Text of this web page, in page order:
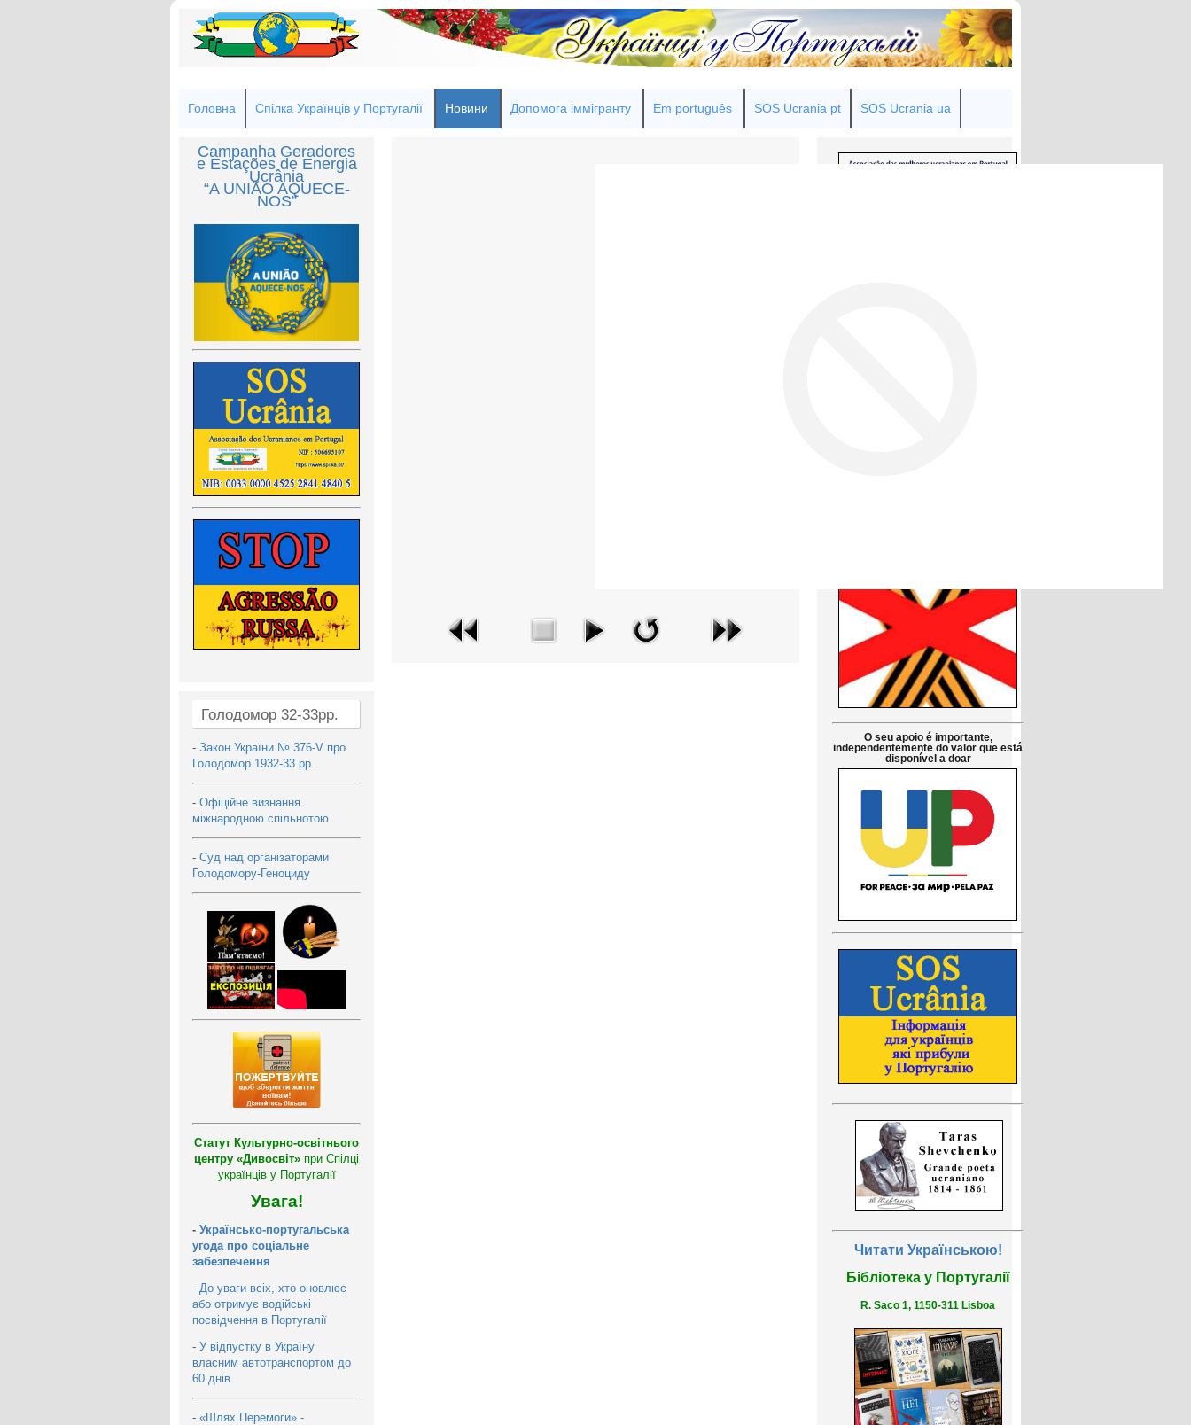
Головна Спілка Українців у Португалії Новини Допомога іммігранту Em português SOS Ucrania pt SOS Ucrania ua
Campanha Geradores
e Estações de Energia
Ucrânia
“A UNIÃO AQUECE-
NOS”
Голодомор 32-33рр.
- Закон України № 376-V про
Голодомор 1932-33 рр.
- Офіційне визнання
міжнародною спільнотою
- Суд над організаторами
Голодомору-Геноциду
Статут Культурно-освітнього
центру «Дивосвіт» при Спілці
українців у Португалії
Увага!
- Українсько-португальська
угода про соціальне
забезпечення
- До уваги всіх, хто оновлює
або отримує водійські
посвідчення в Португалії
- У відпустку в Україну
власним автотранспортом до
60 днів
- «Шлях Перемоги» -
O seu apoio é importante,
independentemente do valor que está
disponível a doar
Читати Українською!
Бібліотека у Португалії
R. Saco 1, 1150-311 Lisboa